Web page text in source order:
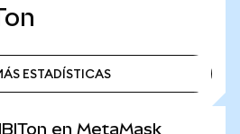
ESTADÍSTICAS
en MetaMask